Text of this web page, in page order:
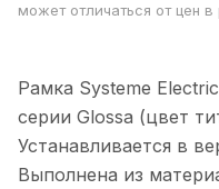
может отличаться от цен
Рамка Systeme
серии Glossa (цвет
Устанавливается в
Выполнена из